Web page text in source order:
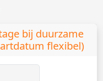
bij duurzame
flexibel)